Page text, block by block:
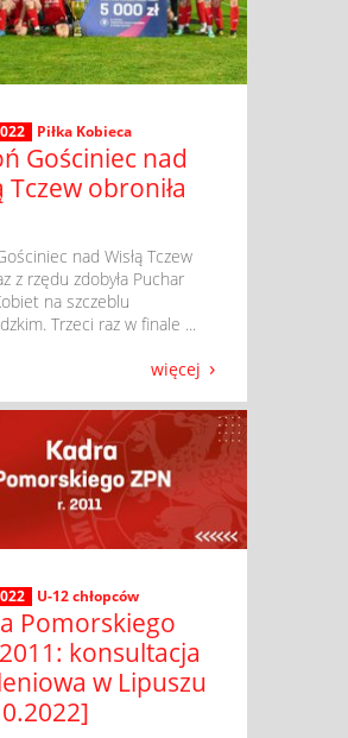
Piłka Kobieca
Gościniec nad
Tczew obroniła
nad Wisłą Tczew
z rzędu zdobyła Puchar
na szczeblu
Trzeci raz w finale ...
więcej
U-12 chłopców
Pomorskiego
konsultacja
w Lipuszu